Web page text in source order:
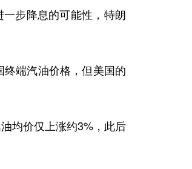
步降息的可能性，特朗
端汽油价格，但美国的
均价仅上涨约3%，此后